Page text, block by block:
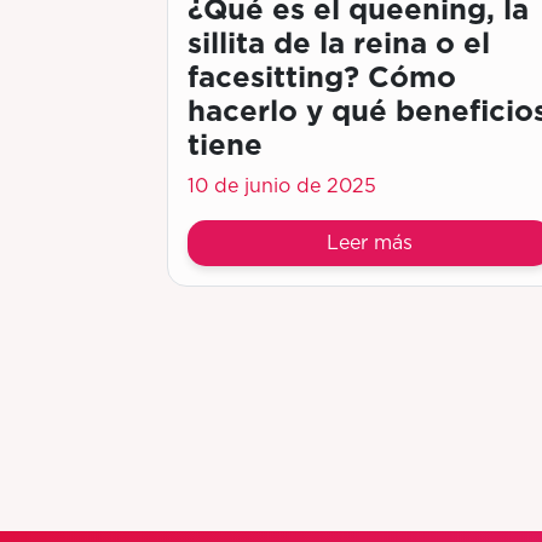
¿Qué es el queening, la
sillita de la reina o el
facesitting? Cómo
hacerlo y qué
tiene
10 de junio de 2025
Leer más